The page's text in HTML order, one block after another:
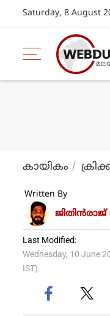
Saturday, 8 August
കായികം
Written By
ജിതിൻരാജ്
Last Modified:
Wednesday, 10 June
IST)